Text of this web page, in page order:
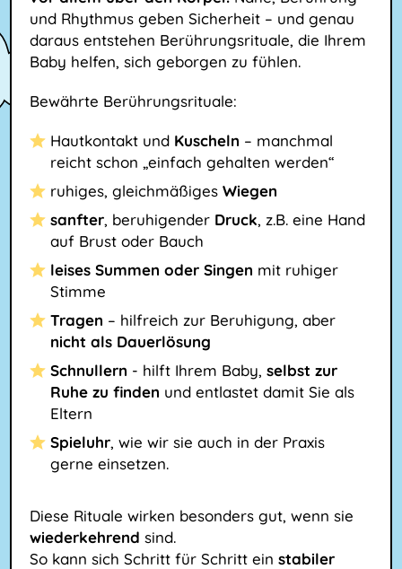
und Rhythmus geben Sicherheit – und genau
daraus entstehen Berührungsrituale, die Ihrem
Baby helfen, sich geborgen zu fühlen.
Bewährte Berührungsrituale:
Hautkontakt und Kuscheln – manchmal
reicht schon „einfach gehalten werden“
ruhiges, gleichmäßigesWiegen
sanfter, beruhigender Druck, z.B. eine Hand
auf Brust oder Bauch
leises Summen oder Singen mit ruhiger
Stimme
Tragen – hilfreich zur Beruhigung, aber
nicht als Dauerlösung
Schnullern - hilft Ihrem Baby,selbst zur
Ruhe zu finden und entlastet damit Sie als
Eltern
Spieluhr, wie wir sie auch in der Praxis
gerne einsetzen.
Diese Rituale wirken besonders gut, wenn sie
wiederkehrend sind.
So kann sich Schritt für Schritt einstabiler